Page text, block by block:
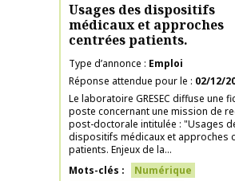
Usages des dispositifs
médicaux et approches
centrées patients.
Type d’annonce
Emploi
Réponse attendue pour le
02/12/
Le laboratoire GRESEC diffuse une
poste concernant une mission de
post-doctorale intitulée : "Usages
dispositifs médicaux et approches
patients. Enjeux de la...
Mots-clés
Numérique